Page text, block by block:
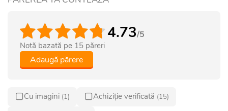
4.73/5
Notă bazată pe 15 păreri
Adaugă părere
Cu imagini (1) Achiziție verificată (15)